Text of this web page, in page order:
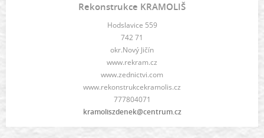
Rekonstrukce KRAMOLIŠ
Hodslavice 559
742 71
okr.Nový Jičín
www.rekram.cz
www.zednictvi.com
www.rekonstrukcekramolis.cz
777804071
kramoliszdenek@centrum.cz